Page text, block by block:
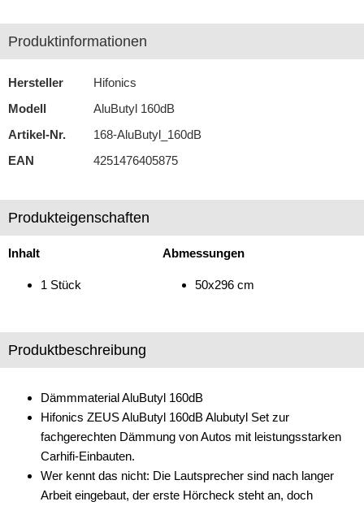
Entstörmaterial
Ersatzteile
Fernbedienungen
Freischaltmodule
Freisprechadapter
Handyhalterungen
kabellos Laden
Lautsprecheradapter
Produktinformationen
Hersteller
Hifonics
Modell
AluButyl 160dB
Artikel-Nr.
168-AluButyl_160dB
EAN
4251476405875
Produkteigenschaften
Inhalt
1 Stück
Abmessungen
50x296 cm
Produktbeschreibung
Dämmmaterial AluButyl 160dB
Hifonics ZEUS AluButyl 160dB Alubutyl Set zur
fachgerechten Dämmung von Autos mit leistungsstarken
Carhifi-Einbauten.
Wer kennt das nicht: Die Lautsprecher sind nach langer
Arbeit eingebaut, der erste Hörcheck steht an, doch